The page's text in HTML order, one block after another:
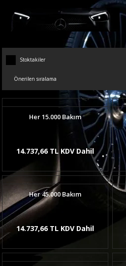
Stoktakiler
Her 15.000 Bakım
14.737,66 TL KDV Dahil
Her 45.000 Bakım
14.737,66 TL KDV Dahil